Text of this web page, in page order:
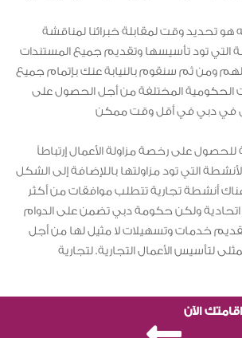
هو تحديد وقت لمقابلة خبرائنا لمناقشة
التي تود تأسيسها وتقديم جميع المستندات
ومن ثم سنقوم بالنيابة عنك بإتمام جميع
الحكومية المختلفة من أجل الحصول على
للحصول على رخصة مزاولة الأعمال إرتباطاً
التي تود مزاولتها باللإضافة إلى الشكل
أنشطة تجارية تتطلب موافقات من أكثر
ولكن حكومة دبي تضمن على الدوام
خدمات وتسهيلات لا مثيل لها من أجل
الآن